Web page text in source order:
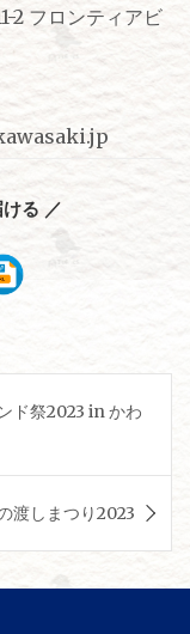
2 フロンティアビ
る ／
ド祭2023 in かわ
渡しまつり2023